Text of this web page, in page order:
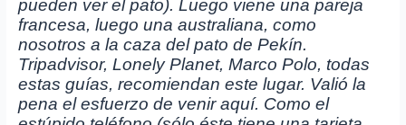
pueden ver el pato). Luego viene una pareja
francesa, luego una australiana, como
nosotros a la caza del pato de Pekín.
Tripadvisor, Lonely Planet, Marco Polo, todas
estas guías, recomiendan este lugar. Valió la
pena el esfuerzo de venir aquí. Como el